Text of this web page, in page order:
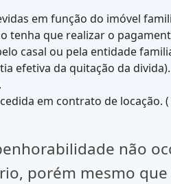
em função do imóvel
que realizar o
casal ou pela entidade
efetiva da quitação da divida).
em contrato de
não
porém mesmo